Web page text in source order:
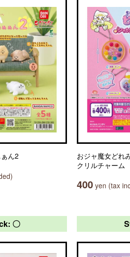
ん2
おジャ魔女どれ
クリルチャーム
400 yen (tax
〇